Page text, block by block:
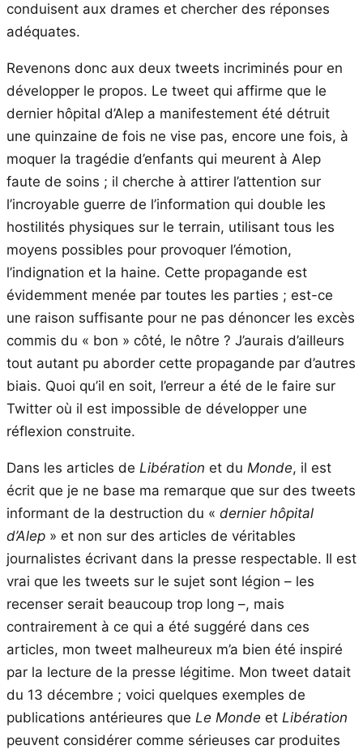
conduisent aux drames et chercher des réponses
adéquates.
Revenons donc aux deux tweets incriminés pour en
développer le propos. Le tweet qui affirme que le
dernier hôpital d’Alep a manifestement été détruit
une quinzaine de fois ne vise pas, encore une fois, à
moquer la tragédie d’enfants qui meurent à Alep
faute de soins ; il cherche à attirer l’attention sur
l’incroyable guerre de l’information qui double les
hostilités physiques sur le terrain, utilisant tous les
moyens possibles pour provoquer l’émotion,
l’indignation et la haine. Cette propagande est
évidemment menée par toutes les parties ; est-ce
une raison suffisante pour ne pas dénoncer les excès
commis du « bon » côté, le nôtre ? J’aurais d’ailleurs
tout autant pu aborder cette propagande par d’autres
biais. Quoi qu’il en soit, l’erreur a été de le faire sur
Twitter où il est impossible de développer une
réflexion construite.
Dans les articles de Libération et du Monde, il est
écrit que je ne base ma remarque que sur des tweets
informant de la destruction du « dernier hôpital
d’Alep » et non sur des articles de véritables
journalistes écrivant dans la presse respectable. Il est
vrai que les tweets sur le sujet sont légion – les
recenser serait beaucoup trop long –, mais
contrairement à ce qui a été suggéré dans ces
articles, mon tweet malheureux m’a bien été inspiré
par la lecture de la presse légitime. Mon tweet datait
du 13 décembre ; voici quelques exemples de
publications antérieures que Le Monde et Libération
peuvent considérer comme sérieuses car produites